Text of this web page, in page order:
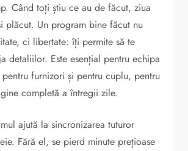
Când toți știu ce au de făcut, ziua
plăcut. Un program bine făcut nu
ci libertate: îți permite să te
detaliilor. Este esențial pentru echipa
furnizori și pentru cuplu, pentru
completă a întregii zile.
ajută la sincronizarea tuturor
Fără el, se pierd minute prețioase